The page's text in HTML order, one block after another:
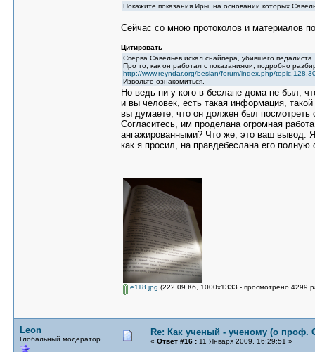
Покажите показания Иры, на основании которых
Сейчас со мною протоколов и материалов
Цитировать
Сперва Савельев искал снайпера, убившего
Про то, как он работал с показаниями, подробно
http://www.reyndar.org/beslan/forum/index.php/
Извольте ознакомиться.
Но ведь ни у кого в беслане дома не был,
и вы человек, есть такая информация,
вы думаете, что он должен был посмотреть
Согласитесь, им проделана огромная
ангажированными? Что же, это ваш вывод.
как я просил, на правдебеслана его
e118.jpg (222.09 Кб, 1000x1333 - просмотрено 4299
Leon
Глобальный модератор
Re: Как ученый - ученому (о проф.
« Ответ #16 : 11 Января 2009, 16:29:51 »